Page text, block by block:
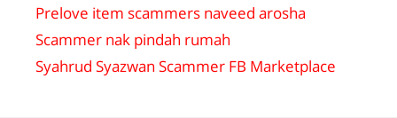
Prelove item scammers naveed arosha
Scammer nak pindah rumah
Syahrud Syazwan Scammer FB Marketplace